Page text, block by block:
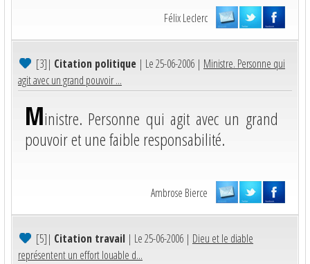
Félix Leclerc
[3]| Citation politique | Le 25-06-2006 | Ministre. Personne qui
agit avec un grand pouvoir ...
Ministre. Personne qui agit avec un grand
pouvoir et une faible responsabilité.
Ambrose Bierce
[5]| Citation travail | Le 25-06-2006 | Dieu et le diable
représentent un effort louable d...